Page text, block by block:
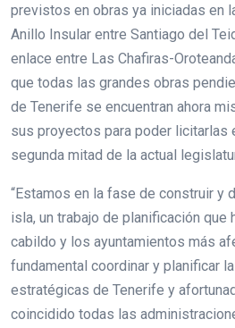
previstos en obras ya iniciadas en
Anillo Insular entre Santiago del
enlace entre Las Chafiras-
que todas las grandes obras
de Tenerife se encuentran ahora
sus proyectos para poder licitarlas
segunda mitad de la actual
“Estamos en la fase de construir y
isla, un trabajo de planificación que
cabildo y los ayuntamientos más
fundamental coordinar y planificar
estratégicas de Tenerife y
coincidido todas las